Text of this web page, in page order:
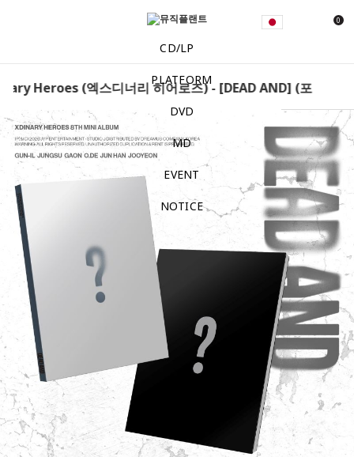
0
CD/LP
PLATFORM
DVD
MD
EVENT
NOTICE
Heroes (엑스디너리 히어로즈) - [DEAD AND] (포토북